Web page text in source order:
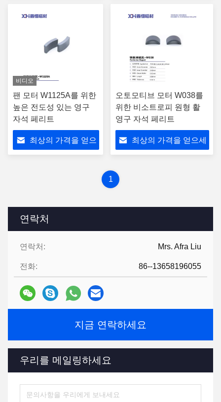
연락처
연락처: Mrs. Afra Liu
전화: 86--13658196055
지금 연락하세요
우리를 메일링하세요
비디오
팬 모터 W1125A를 위한
높은 전도성 있는 영구
자석 페리트
최상의 가격을 얻으
오토모티브 모터 W038를
위한 비소트로피 원형 활
영구 자석 페리트
최상의 가격을 얻으세
1